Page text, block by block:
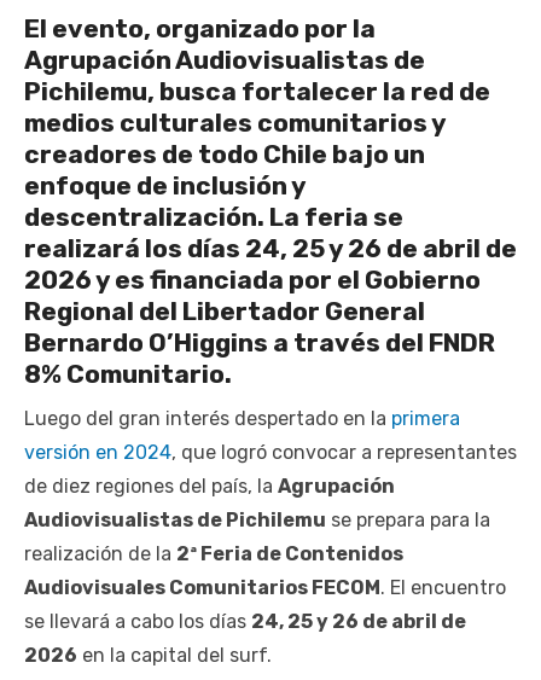
El evento, organizado por la
Agrupación Audiovisualistas de
Pichilemu, busca fortalecer la red de
medios culturales comunitarios y
creadores de todo Chile bajo un
enfoque de inclusión y
descentralización. La feria se
realizará los días 24, 25 y 26 de abril de
2026 y es financiada por el Gobierno
Regional del Libertador General
Bernardo O’Higgins a través del FNDR
8% Comunitario.
Luego del gran interés despertado en la primera
versión en 2024, que logró convocar a representantes
de diez regiones del país, la Agrupación
Audiovisualistas de Pichilemu se prepara para la
realización de la 2ª Feria de Contenidos
Audiovisuales Comunitarios FECOM. El encuentro
se llevará a cabo los días 24, 25 y 26 de abril de
2026 en la capital del surf.